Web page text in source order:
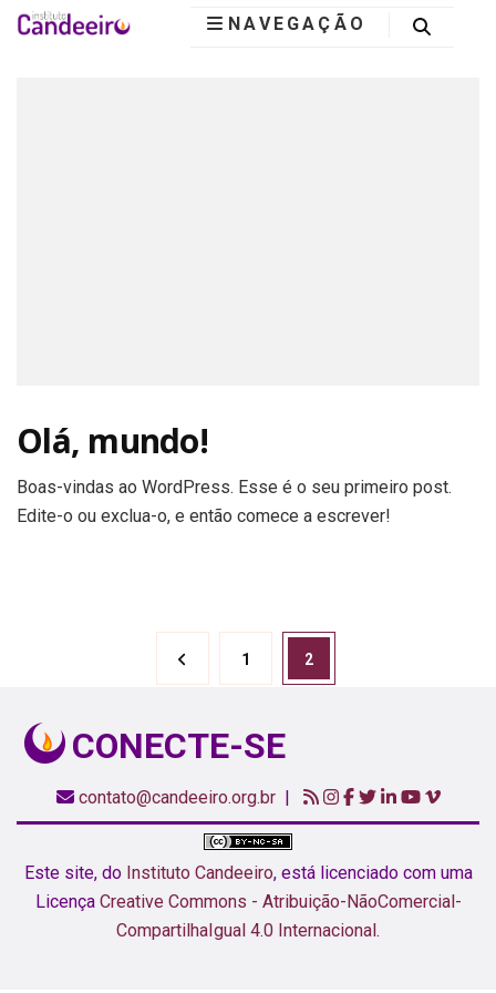
NAVEGAÇÃO
Olá, mundo!
Boas-vindas ao WordPress. Esse é o seu primeiro post.
Edite-o ou exclua-o, e então comece a escrever!
Página
1 Página
2
CONECTE-SE
contato@candeeiro.org.br|
Este site,do Instituto Candeeiro, está licenciado com uma
Licença Creative Commons - Atribuição-NãoComercial-
CompartilhaIgual 4.0 Internacional .